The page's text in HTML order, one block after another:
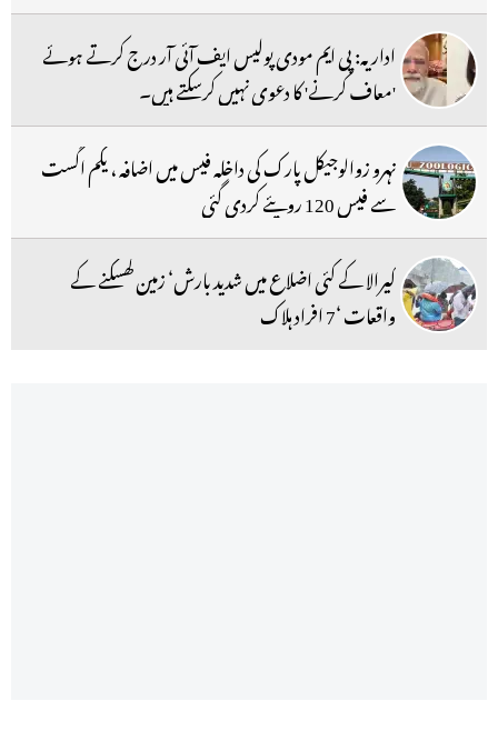
اداریہ: پی ایم مودی پولیس ایف آئی آر درج کرتے ہوئے
'معاف کرنے' کا دعوی نہیں کرسکتے ہیں۔
نہرو زوالوجیکل پارک کی داخلہ فیس میں اضافہ ، یکم اگست
سے فیس 120 روپئے کردی گئی
کیرالا کے کئی اضلاع میں شدید بارش‘ زمین کھسکنے کے
واقعات ‘7 افراد ہلاک